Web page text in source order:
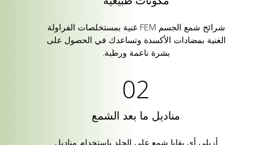
شرائح شمع الجسم FEM غنية بمستخلصات الفراولة
الغنية بمضادات الأكسدة وتساعدك في الحصول على
بشرة ناعمة ورطبة.
مناديل ما بعد الشمع
أزيلي أي بقايا شمع على الجلد باستخدام مناديل